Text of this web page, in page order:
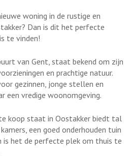
woning in de rustige en
Dan is dit het perfecte
te vinden!
van Gent, staat bekend om zijn
en prachtige natuur.
gezinnen, jonge stellen en
een vredige woonomgeving.
koop staat in Oostakker biedt tal
een goed onderhouden tuin
is het de perfecte plek om thuis te